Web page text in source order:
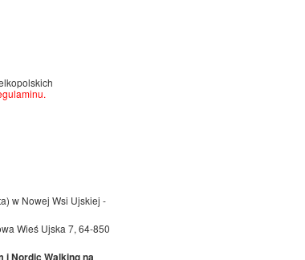
w Nowej Wsi Ujskiej -
Wieś Ujska 7, 64-850
i Nordic Walking na